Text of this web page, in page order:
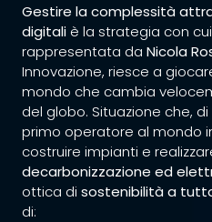
Gestire la complessità
digitali è la strategia con cui
rappresentata da Nicola
Innovazione, riesce a
mondo che cambia
del globo. Situazione che,
primo operatore al mondo
costruire impianti e
decarbonizzazione ed
ottica di sostenibilità a
di: